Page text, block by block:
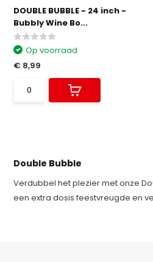
DOUBLE BUBBLE - 24 inch -
Bubbly Wine Bo...
Op voorraad
€ 8,99
Double Bubble
Verdubbel het plezier met onze
een extra dosis feestvreugde en